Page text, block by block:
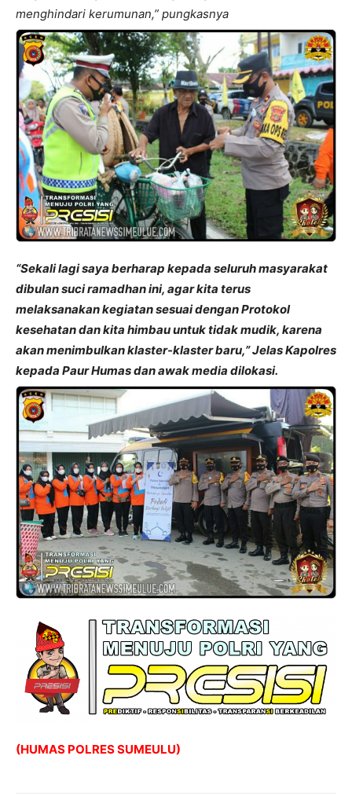
menghindari kerumunan,” pungkasnya
“Sekali lagi saya berharap kepada seluruh masyarakat
dibulan suci ramadhan ini, agar kita terus
melaksanakan kegiatan sesuai dengan Protokol
kesehatan dan kita himbau untuk tidak mudik, karena
akan menimbulkan klaster-klaster baru,” Jelas Kapolres
kepada Paur Humas dan awak media dilokasi.
(HUMAS POLRES SUMEULU)